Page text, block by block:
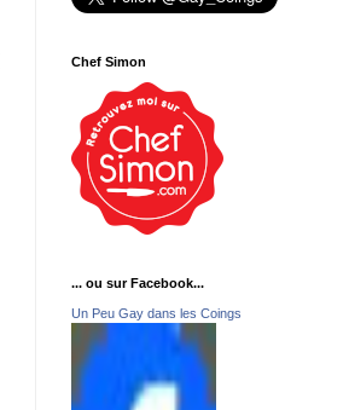
Chef Simon
... ou sur Facebook...
Un Peu Gay dans les Coings